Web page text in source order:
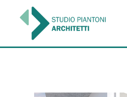
contenuto